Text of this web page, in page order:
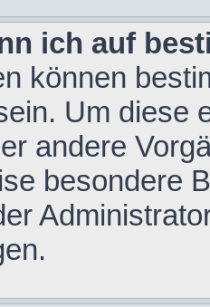
ich auf
können
Um diese
andere
besondere